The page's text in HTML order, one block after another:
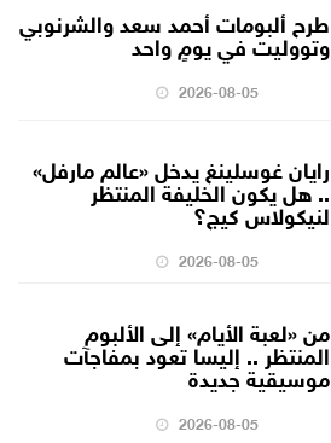
طرح ألبومات أحمد سعد والشرنوبي
وتووليت في يومٍ واحد
2026-08-05
رايان غوسلينغ يدخل «عالم مارفل»
.. هل يكون الخليفة المنتظر
لنيكولاس كيج؟
2026-08-05
من «لعبة الأيام» إلى الألبوم
المنتظر .. إليسا تعود بمفاجآت
موسيقية جديدة
2026-08-05